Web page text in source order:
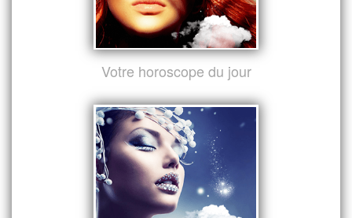
Votre horoscope du jour